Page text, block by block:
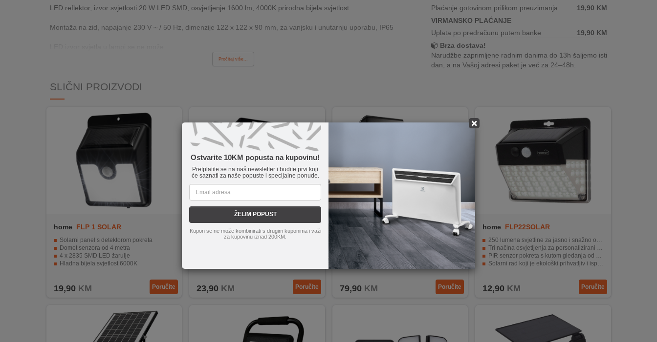
×
Ostvarite 10KM popusta na kupovinu!
Pretplatite se na naš newsletter i budite prvi koji
će saznati za naše popuste i specijalne ponude.
ŽELIM POPUST
Kupon se ne može kombinirati s drugim kuponima i važi
za kupovinu iznad 200KM.
LED reflektor, izvor svjetlosti 20 W LED SMD, osvjetljenje 1600 lm, 4000K prirodna bijela svjetlost
Montaža na zid, napajanje 230 V ~ / 50 Hz, dimenzije 122 x 122 x 90 mm, za vanjsku i unutarnju uporabu, IP65
Pročitaj više...
Plaćanje gotovinom prilikom preuzimanja
19,90 KM
VIRMANSKO PLAĆANJE
Uplata po predračunu putem banke
19,90 KM
Brza dostava!
Narudžbe zaprimljene radnim danima do 13h šaljemo isti
dan, a na Vašoj adresi paket je već za 24–48h.
SLIČNI PROIZVODI
home FLP 1 SOLAR
Solarni panel s detektorom pokreta
Domet senzora od 4 metra
4 x 2835 SMD LED žarulje
Hladna bijela svjetlost 6000K
19,90 KM Poručite
FLL 30
30 W LED SMD izvor svjetla
Prikladan za vanjsku i unutarnju uporabu
23,90 KM Poručite
home FLP 6 SOLAR
Solarna tehnologija za punjenje baterija
PIR senzor pokreta s detekcijom 120 °
300lm snage s hladnom LED svjetlošću
Aluminijska lampa s mogućnošću naginjanja i rotiranja
Baterije od 3,7V i 2 x 2000mAh
79,90 KM Poručite
home FLP22SOLAR
250 lumena svjetline za jasno i snažno osvjetljenje
Tri načina osvjetljenja za personalizirani rad
PIR senzor pokreta s kutom gledanja od 120° i dometom od 6 metara
Solarni rad koji je ekološki prihvatljiv i isplativ
12,90 KM Poručite